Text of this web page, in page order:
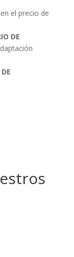
el precio de
DE